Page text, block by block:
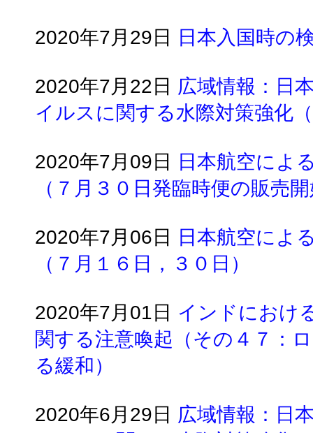
2020年7月29日 日本入国時の
2020年7月22日 広域情報：日
イルスに関する水際対策強化
2020年7月09日
日本航空によ
（７月３０日発臨時便の販売
2020年7月06日
日本航空によ
（７月１６日，３０日）
2020年7月01日 インドにおけ
関する注意喚起（その４７：
る緩和）
2020年6月29日 広域情報：日